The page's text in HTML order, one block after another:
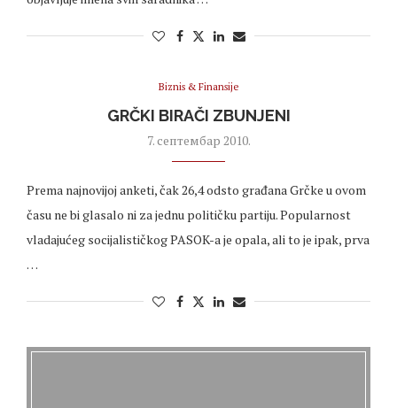
Biznis & Finansije
GRČKI BIRAČI ZBUNJENI
7. септембар 2010.
Prema najnovijoj anketi, čak 26,4 odsto građana Grčke u ovom
času ne bi glasalo ni za jednu političku partiju. Popularnost
vladajućeg socijalističkog PASOK-a je opala, ali to je ipak, prva
…